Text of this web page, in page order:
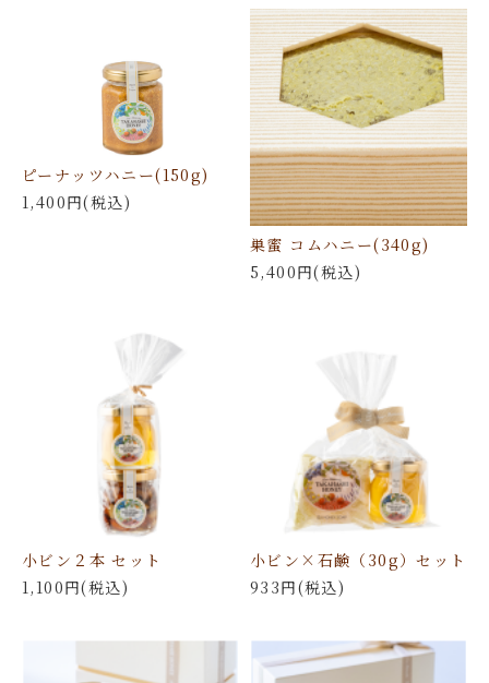
ピーナッツハニー(150g)
1,400円(税込)
巣蜜 コムハニー(340g)
5,400円(税込)
小ビン２本 セット
1,100円(税込)
小ビン×石鹸（30g）セット
933円(税込)